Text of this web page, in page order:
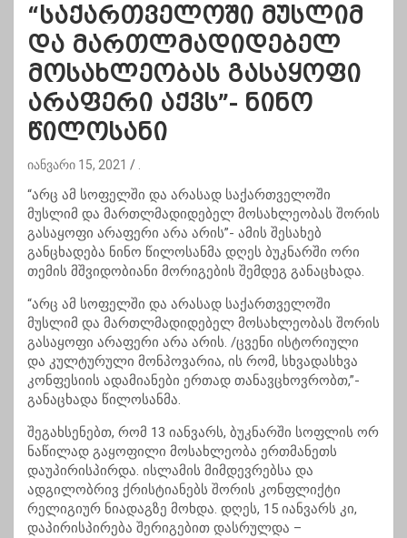
“საქართველოში მუსლიმ
და მართლმადიდებელ
მოსახლეობას გასაყოფი
არაფერი აქვს”- ნინო
წილოსანი
იანვარი 15, 2021
“არც ამ სოფელში და არასად საქართველოში
მუსლიმ და მართლმადიდებელ მოსახლეობას შორის
გასაყოფი არაფერი არა არის”- ამის შესახებ
განცხადება ნინო წილოსანმა დღეს ბუკნარში ორი
თემის მშვიდობიანი მორიგების შემდეგ განაცხადა.
“არც ამ სოფელში და არასად საქართველოში
მუსლიმ და მართლმადიდებელ მოსახლეობას შორის
გასაყოფი არაფერი არა არის. /ცვენი ისტორიული
და კულტურული მონპოვარია, ის რომ, სხვადასხვა
კონფესიის ადამიანები ერთად თანავცხოვრობთ,”-
განაცხადა წილოსანმა.
შეგახსენებთ, რომ 13 იანვარს, ბუკნარში სოფლის ორ
ნაწილად გაყოფილი მოსახლეობა ერთმანეთს
დაუპირისპირდა. ისლამის მიმდევრებსა და
ადგილობრივ ქრისტიანებს შორის კონფლიქტი
რელიგიურ ნიადაგზე მოხდა. დღეს, 15 იანვარს კი,
დაპირისპირება შერიგებით დასრულდა –